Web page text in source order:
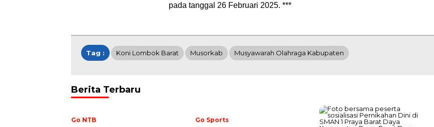
pada tanggal 26 Februari 2025. ***
Tag : Koni Lombok Barat Musorkab Musyawarah Olahraga Kabupaten
Berita Terbaru
Go NTB Go Sports